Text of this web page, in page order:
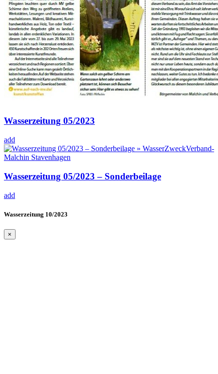
Wasserzeitung 05/2023
add
Wasserzeitung 05/2023 – Sonderbeilage
add
Wasserzeitung 10/2023
×